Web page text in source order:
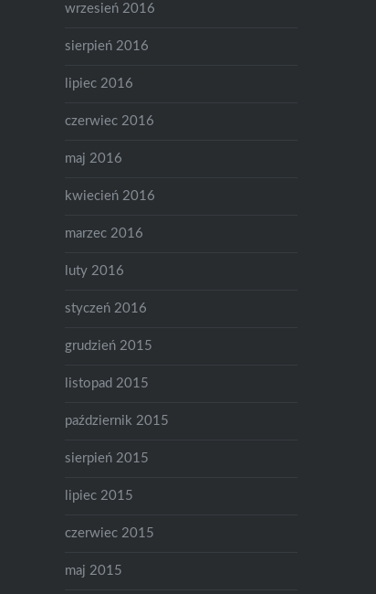
wrzesień 2016
sierpień 2016
lipiec 2016
czerwiec 2016
maj 2016
kwiecień 2016
marzec 2016
luty 2016
styczeń 2016
grudzień 2015
listopad 2015
październik 2015
sierpień 2015
lipiec 2015
czerwiec 2015
maj 2015